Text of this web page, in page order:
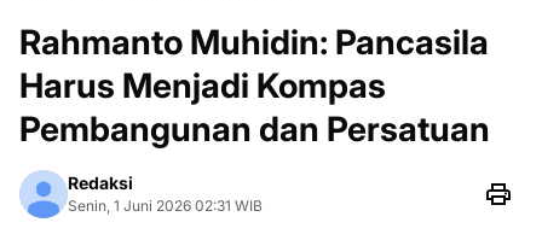
Rahmanto Muhidin: Pancasila
Harus Menjadi Kompas
Pembangunan dan Persatuan
Redaksi
Senin, 1 Juni 2026 02:31 WIB